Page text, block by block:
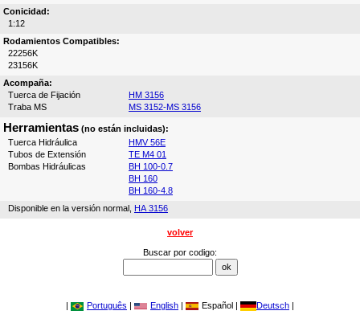
Conicidad:
1:12
Rodamientos Compatibles:
22256K
23156K
Acompaña:
Tuerca de Fijación
HM 3156
Traba MS
MS 3152-MS 3156
Herramientas (no están incluidas):
Tuerca Hidráulica
HMV 56E
Tubos de Extensión
TE M4 01
Bombas Hidráulicas
BH 100-0.7
BH 160
BH 160-4.8
Disponible en la versión normal, HA 3156
volver
Buscar por codigo:
| Português | English | Español | Deutsch |